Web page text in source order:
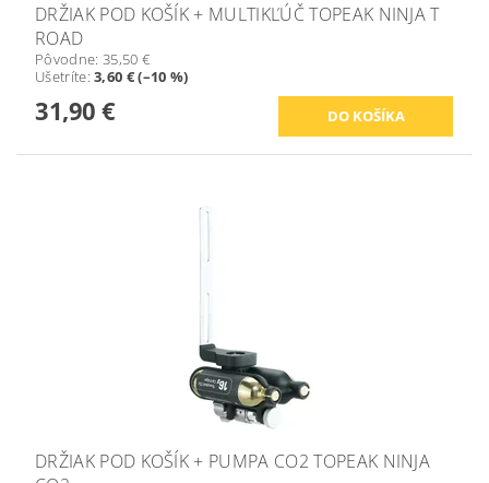
DRŽIAK POD KOŠÍK + MULTIKĽÚČ TOPEAK NINJA T
ROAD
Pôvodne: 35,50 €
Ušetríte:3,60 € (–10 %)
31,90 €
DRŽIAK POD KOŠÍK + PUMPA CO2 TOPEAK NINJA